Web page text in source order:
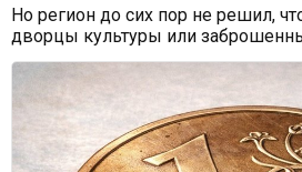
Но регион до сих пор не решил,
дворцы культуры или